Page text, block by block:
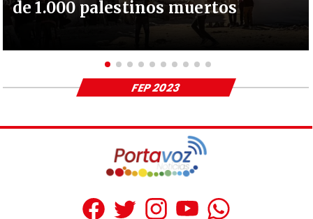
de 1.000 palestinos muertos
FEP 2023